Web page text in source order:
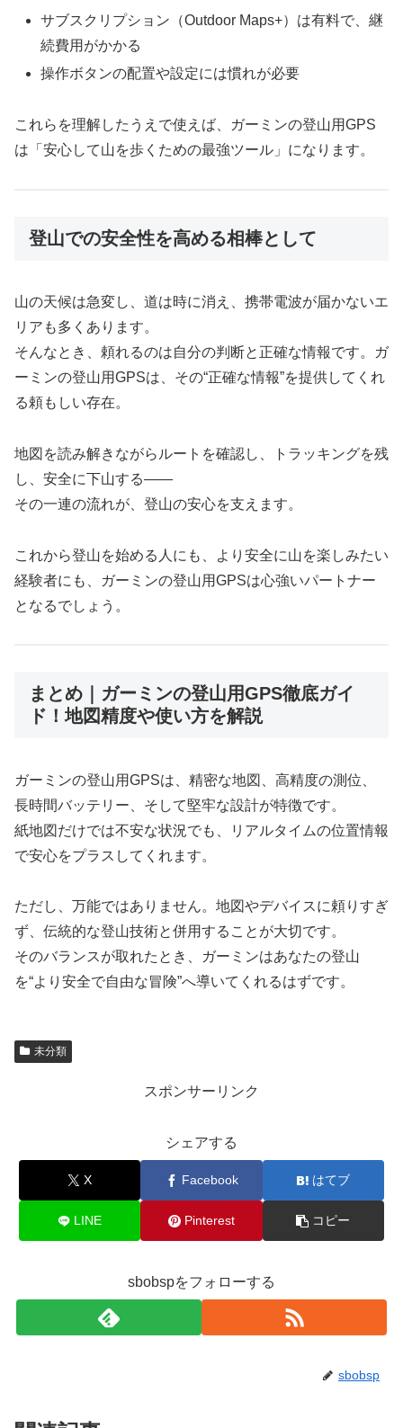
サブスクリプション（Outdoor Maps+）は有料で、継
続費用がかかる
操作ボタンの配置や設定には慣れが必要
これらを理解したうえで使えば、ガーミンの登山用GPS
は「安心して山を歩くための最強ツール」になります。
登山での安全性を高める相棒として
山の天候は急変し、道は時に消え、携帯電波が届かないエ
リアも多くあります。
そんなとき、頼れるのは自分の判断と正確な情報です。ガ
ーミンの登山用GPSは、その“正確な情報”を提供してくれ
る頼もしい存在。
地図を読み解きながらルートを確認し、トラッキングを残
し、安全に下山する――
その一連の流れが、登山の安心を支えます。
これから登山を始める人にも、より安全に山を楽しみたい
経験者にも、ガーミンの登山用GPSは心強いパートナー
となるでしょう。
まとめ｜ガーミンの登山用GPS徹底ガイ
ド！地図精度や使い方を解説
ガーミンの登山用GPSは、精密な地図、高精度の測位、
長時間バッテリー、そして堅牢な設計が特徴です。
紙地図だけでは不安な状況でも、リアルタイムの位置情報
で安心をプラスしてくれます。
ただし、万能ではありません。地図やデバイスに頼りすぎ
ず、伝統的な登山技術と併用することが大切です。
そのバランスが取れたとき、ガーミンはあなたの登山
を“より安全で自由な冒険”へ導いてくれるはずです。
未分類
スポンサーリンク
シェアする
X Facebook はてブ
LINE Pinterest コピー
sbobspをフォローする
sbobsp